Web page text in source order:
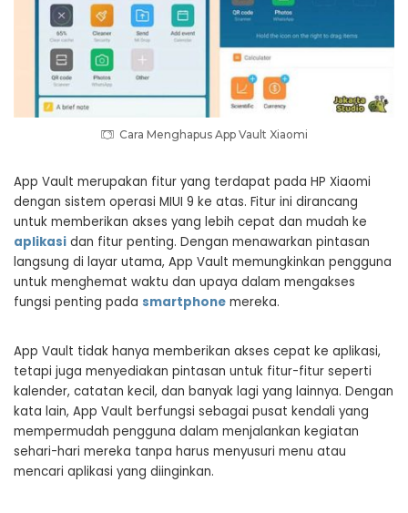
Cara Menghapus App Vault Xiaomi
App Vault merupakan fitur yang terdapat pada HP Xiaomi
dengan sistem operasi MIUI 9 ke atas. Fitur ini dirancang
untuk memberikan akses yang lebih cepat dan mudah ke
aplikasi dan fitur penting. Dengan menawarkan pintasan
langsung di layar utama, App Vault memungkinkan pengguna
untuk menghemat waktu dan upaya dalam mengakses
fungsi penting pada smartphone mereka.
App Vault tidak hanya memberikan akses cepat ke aplikasi,
tetapi juga menyediakan pintasan untuk fitur-fitur seperti
kalender, catatan kecil, dan banyak lagi yang lainnya. Dengan
kata lain, App Vault berfungsi sebagai pusat kendali yang
mempermudah pengguna dalam menjalankan kegiatan
sehari-hari mereka tanpa harus menyusuri menu atau
mencari aplikasi yang diinginkan.